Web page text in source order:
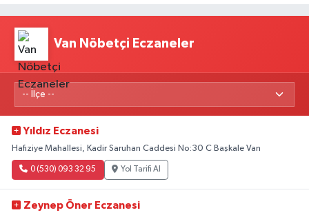
Van Nöbetçi Eczaneler
Yıldız Eczanesi
Hafıziye Mahallesi, Kadir Saruhan Caddesi No:30 C Başkale Van
0 (530) 093 32 95 Yol Tarifi Al
Zeynep Öner Eczanesi